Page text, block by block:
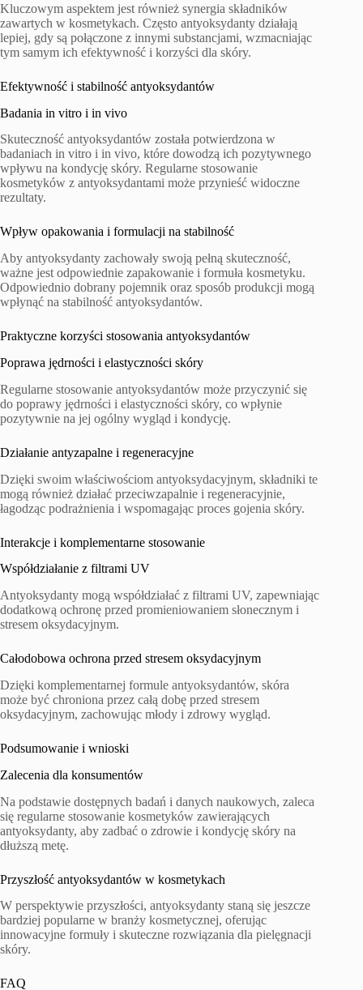
Kluczowym aspektem jest również synergia składników
zawartych w kosmetykach. Często antyoksydanty działają
lepiej, gdy są połączone z innymi substancjami, wzmacniając
tym samym ich efektywność i korzyści dla skóry.
Efektywność i stabilność antyoksydantów
Badania in vitro i in vivo
Skuteczność antyoksydantów została potwierdzona w
badaniach in vitro i in vivo, które dowodzą ich pozytywnego
wpływu na kondycję skóry. Regularne stosowanie
kosmetyków z antyoksydantami może przynieść widoczne
rezultaty.
Wpływ opakowania i formulacji na stabilność
Aby antyoksydanty zachowały swoją pełną skuteczność,
ważne jest odpowiednie zapakowanie i formuła kosmetyku.
Odpowiednio dobrany pojemnik oraz sposób produkcji mogą
wpłynąć na stabilność antyoksydantów.
Praktyczne korzyści stosowania antyoksydantów
Poprawa jędrności i elastyczności skóry
Regularne stosowanie antyoksydantów może przyczynić się
do poprawy jędrności i elastyczności skóry, co wpłynie
pozytywnie na jej ogólny wygląd i kondycję.
Działanie antyzapalne i regeneracyjne
Dzięki swoim właściwościom antyoksydacyjnym, składniki te
mogą również działać przeciwzapalnie i regeneracyjnie,
łagodząc podrażnienia i wspomagając proces gojenia skóry.
Interakcje i komplementarne stosowanie
Współdziałanie z filtrami UV
Antyoksydanty mogą współdziałać z filtrami UV, zapewniając
dodatkową ochronę przed promieniowaniem słonecznym i
stresem oksydacyjnym.
Całodobowa ochrona przed stresem oksydacyjnym
Dzięki komplementarnej formule antyoksydantów, skóra
może być chroniona przez całą dobę przed stresem
oksydacyjnym, zachowując młody i zdrowy wygląd.
Podsumowanie i wnioski
Zalecenia dla konsumentów
Na podstawie dostępnych badań i danych naukowych, zaleca
się regularne stosowanie kosmetyków zawierających
antyoksydanty, aby zadbać o zdrowie i kondycję skóry na
dłuższą metę.
Przyszłość antyoksydantów w kosmetykach
W perspektywie przyszłości, antyoksydanty staną się jeszcze
bardziej popularne w branży kosmetycznej, oferując
innowacyjne formuły i skuteczne rozwiązania dla pielęgnacji
skóry.
FAQ